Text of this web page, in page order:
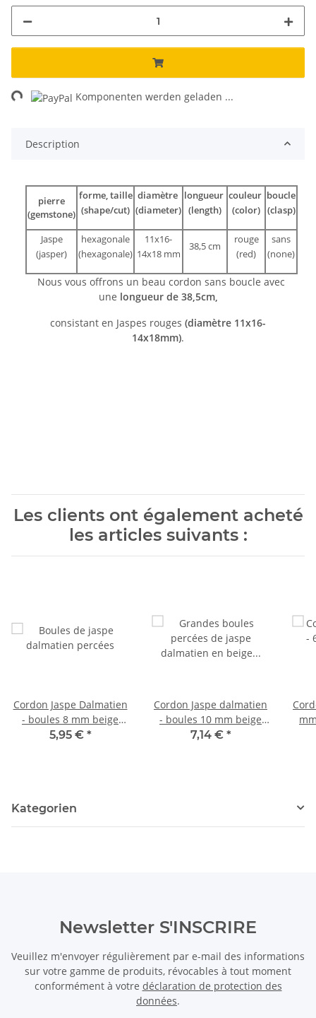
Komponenten werden geladen ...
Description
pierre
(gemstone)
forme, taille
(shape/cut)
diamètre
(diameter)
longueur
(length)
couleur
(color)
boucle
(clasp)
Jaspe
(jasper)
hexagonale
(hexagonale)
11x16-
14x18 mm
38,5 cm
rouge
(red)
sans
(none)
Nous vous offrons un beau cordon sans boucle avec
une longueur de 38,5cm,
consistant en Jaspes rouges (diamètre 11x16-
14x18mm).
Les clients ont également acheté
les articles suivants :
Cordon Jaspe Dalmatien
- boules 8 mm beige
noir, longueur 38 cm
5,95 € *
Cordon Jaspe dalmatien
- boules 10 mm beige
noir, longueur 38,5 cm
7,14 € *
Kategorien
Newsletter S'INSCRIRE
Veuillez m'envoyer régulièrement par e-mail des informations
sur votre gamme de produits, révocables à tout moment
conformément à votre déclaration de protection des
données.